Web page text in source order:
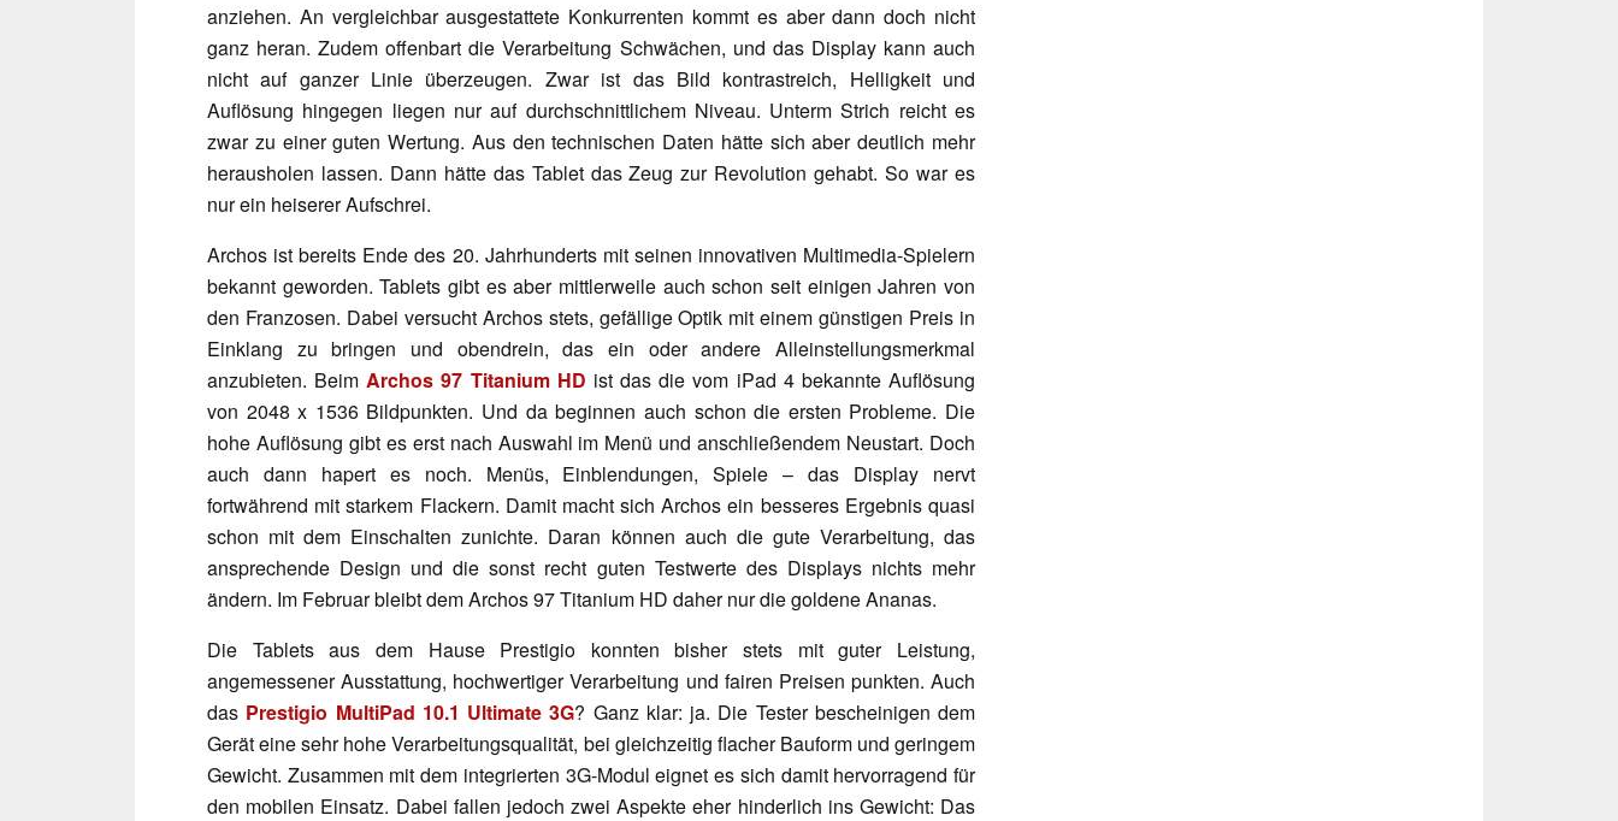
anziehen. An vergleichbar ausgestattete Konkurrenten kommt es aber dann doch nicht
ganz heran. Zudem offenbart die Verarbeitung Schwächen, und das Display kann auch
nicht auf ganzer Linie überzeugen. Zwar ist das Bild kontrastreich, Helligkeit und
Auflösung hingegen liegen nur auf durchschnittlichem Niveau. Unterm Strich reicht es
zwar zu einer guten Wertung. Aus den technischen Daten hätte sich aber deutlich mehr
herausholen lassen. Dann hätte das Tablet das Zeug zur Revolution gehabt. So war es
nur ein heiserer Aufschrei.
Archos ist bereits Ende des 20. Jahrhunderts mit seinen innovativen Multimedia-Spielern
bekannt geworden. Tablets gibt es aber mittlerweile auch schon seit einigen Jahren von
den Franzosen. Dabei versucht Archos stets, gefällige Optik mit einem günstigen Preis in
Einklang zu bringen und obendrein, das ein oder andere Alleinstellungsmerkmal
anzubieten. BeimArchos 97 Titanium HD ist das die vom iPad 4 bekannte Auflösung
von 2048 x 1536 Bildpunkten. Und da beginnen auch schon die ersten Probleme. Die
hohe Auflösung gibt es erst nach Auswahl im Menü und anschließendem Neustart. Doch
auch dann hapert es noch. Menüs, Einblendungen, Spiele – das Display nervt
fortwährend mit starkem Flackern. Damit macht sich Archos ein besseres Ergebnis quasi
schon mit dem Einschalten zunichte. Daran können auch die gute Verarbeitung, das
ansprechende Design und die sonst recht guten Testwerte des Displays nichts mehr
ändern. Im Februar bleibt dem Archos 97 Titanium HD daher nur die goldene Ananas.
Die Tablets aus dem Hause Prestigio konnten bisher stets mit guter Leistung,
angemessener Ausstattung, hochwertiger Verarbeitung und fairen Preisen punkten. Auch
das Prestigio MultiPad 10.1 Ultimate 3G? Ganz klar: ja. Die Tester bescheinigen dem
Gerät eine sehr hohe Verarbeitungsqualität, bei gleichzeitig flacher Bauform und geringem
Gewicht. Zusammen mit dem integrierten 3G-Modul eignet es sich damit hervorragend für
den mobilen Einsatz. Dabei fallen jedoch zwei Aspekte eher hinderlich ins Gewicht: Das